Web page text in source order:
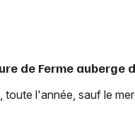
de Ferme auberge
l'année, sauf le